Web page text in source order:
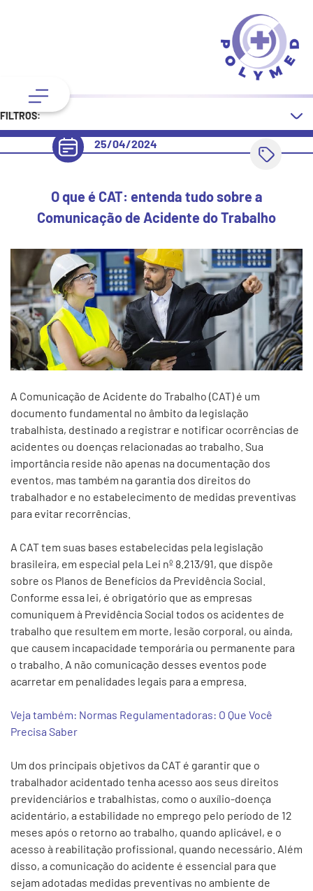
FILTROS:
25/04/2024
O que é CAT: entenda tudo sobre a
Comunicação de Acidente do Trabalho
A Comunicação de Acidente do Trabalho (CAT) é um
documento fundamental no âmbito da legislação
trabalhista, destinado a registrar e notificar ocorrências de
acidentes ou doenças relacionadas ao trabalho. Sua
importância reside não apenas na documentação dos
eventos, mas também na garantia dos direitos do
trabalhador e no estabelecimento de medidas preventivas
para evitar recorrências.
A CAT tem suas bases estabelecidas pela legislação
brasileira, em especial pela Lei nº 8.213/91, que dispõe
sobre os Planos de Benefícios da Previdência Social.
Conforme essa lei, é obrigatório que as empresas
comuniquem à Previdência Social todos os acidentes de
trabalho que resultem em morte, lesão corporal, ou ainda,
que causem incapacidade temporária ou permanente para
o trabalho. A não comunicação desses eventos pode
acarretar em penalidades legais para a empresa.
Veja também: Normas Regulamentadoras: O Que Você
Precisa Saber
Um dos principais objetivos da CAT é garantir que o
trabalhador acidentado tenha acesso aos seus direitos
previdenciários e trabalhistas, como o auxílio-doença
acidentário, a estabilidade no emprego pelo período de 12
meses após o retorno ao trabalho, quando aplicável, e o
acesso à reabilitação profissional, quando necessário. Além
disso, a comunicação do acidente é essencial para que
sejam adotadas medidas preventivas no ambiente de